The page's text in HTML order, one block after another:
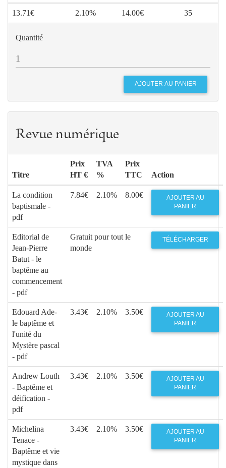
13.71€ 2.10% 14.00€ 35
Quantité
Revue numérique
Titre
Prix
HT €
TVA
%
Prix
TTC
Action
La condition
baptismale -
pdf
7.84€ 2.10% 8.00€
AJOUTER AU
PANIER
Editorial de
Jean-Pierre
Batut - le
baptême au
commencement
- pdf
Gratuit pour tout le
monde
TÉLÉCHARGER
Edouard Ade-
le baptême et
l'unité du
Mystère pascal
- pdf
3.43€ 2.10% 3.50€
AJOUTER AU
PANIER
Andrew Louth
- Baptême et
déification -
pdf
3.43€ 2.10% 3.50€
AJOUTER AU
PANIER
Michelina
Tenace -
Baptême et vie
mystique dans
3.43€ 2.10% 3.50€
AJOUTER AU
PANIER